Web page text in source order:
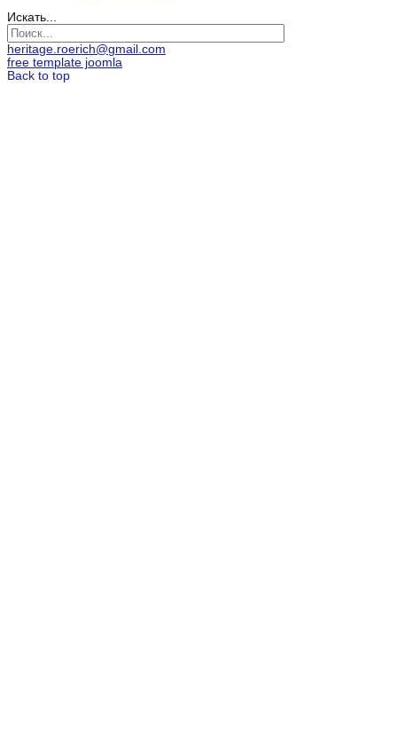
Искать...
heritage.roerich@gmail.com
free template joomla
Back to top